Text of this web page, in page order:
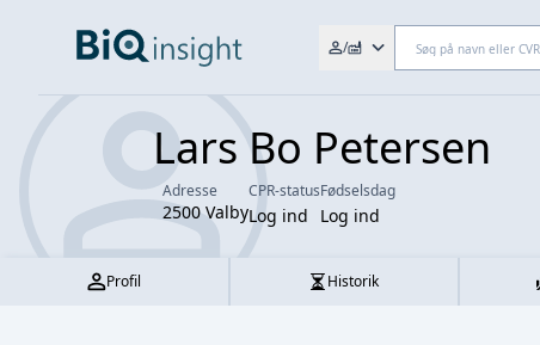
/
Lars Bo Petersen
Adresse
2500 Valby
CPR-status
Log ind
Fødselsdag
Log ind
Profil Historik